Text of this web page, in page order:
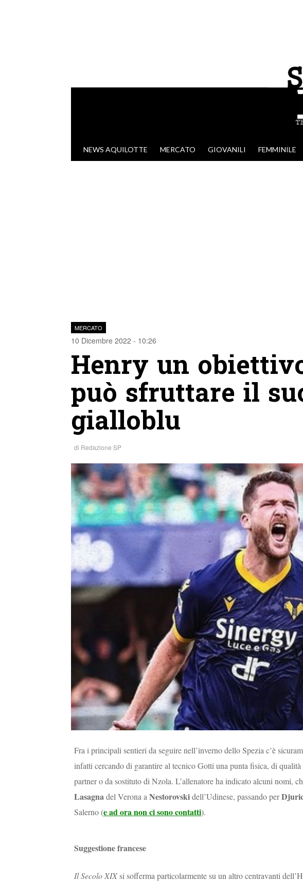
VAI AL CONTENUTO
NEWS AQUILOTTE MERCATO GIOVANILI FEMMINILE
MERCATO
10 Dicembre 2022 - 10:26
Henry un
può sfruttare il
gialloblu
di Redazione SP
Fra i principali sentieri da seguire nell’inverno dello Spezia c’è
infatti cercando di garantire al tecnico Gotti una punta fisica, di
partner o da sostituto di Nzola. L’allenatore ha indicato alcuni nomi,
Lasagnadel Verona a Nestorovskidell’Udinese, passando per
Salerno (e ad ora non ci sono contatti).
Suggestione francese
Il Secolo XIXsi sofferma particolarmente su un altro centravanti